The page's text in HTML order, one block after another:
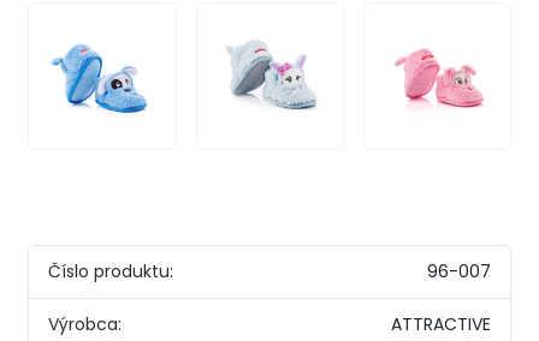
Číslo produktu: 96-007
Výrobca: ATTRACTIVE